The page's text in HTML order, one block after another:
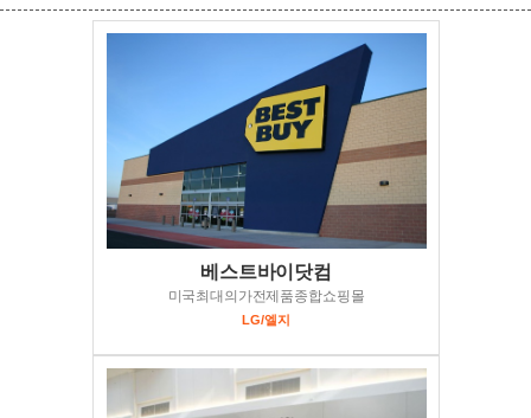
베스트바이닷컴
미국최대의가전제품종합쇼핑몰
LG/엘지